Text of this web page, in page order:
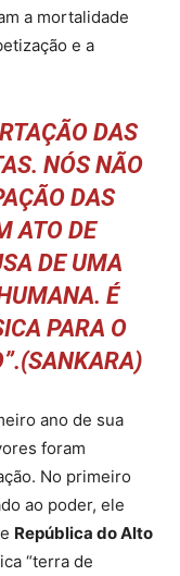
a mortalidade
e a
DAS
NÓS NÃO
DAS
ATO DE
DE UMA
É
PARA O
ano de sua
foram
No primeiro
ao poder, ele
República do Alto
“terra de